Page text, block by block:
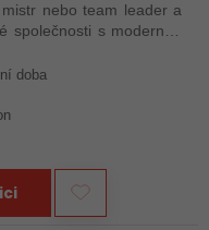
nebo team leader a
společnosti s moderním
doba